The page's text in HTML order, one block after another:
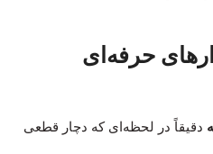
حرفه‌ای
دقیقاً در لحظه‌ای که دچار قطعی